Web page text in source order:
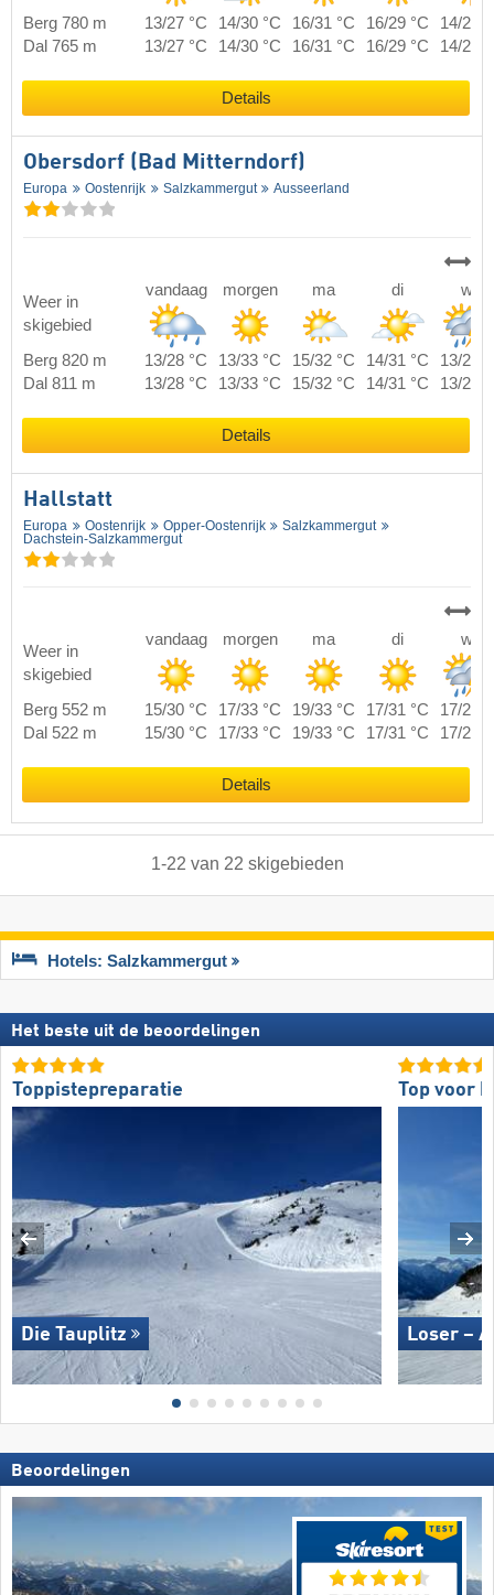
Berg 780 m 13/27 °C 14/30 °C 16/31 °C 16/29 °C
14/26
Dal 765 m
13/27 °C 14/30 °C 16/31 °C 16/29 °C 14/26
Details
Obersdorf (Bad Mitterndorf)
Europa Oostenrijk Salzkammergut Ausseerland
Weer in
skigebied
vandaag morgen ma di wo
Berg 820 m 13/28 °C 13/33 °C 15/32 °C 14/31 °C
13/26
Dal 811 m
13/28 °C 13/33 °C 15/32 °C 14/31 °C 13/26
Details
Hallstatt
Europa Oostenrijk Opper-Oostenrijk
Salzkammergut
Dachstein-Salzkammergut
Weer in
skigebied
vandaag morgen ma di wo
Berg 552 m 15/30 °C 17/33 °C 19/33 °C 17/31 °C
17/28
Dal 522 m
15/30 °C 17/33 °C 19/33 °C 17/31 °C 17/28
Details
1-22 van 22 skigebieden
Hotels: Salzkammergut
Het beste uit de beoordelingen
Toppistepreparatie
Die Tauplitz
Top voor
Loser –
Beoordelingen